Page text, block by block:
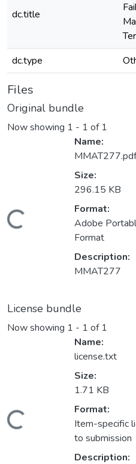
dc.title
dc.type
Files
Original bundle
Now showing 1 - 1 of 1
Loading...
Name:
MMAT277.pdf
Size:
296.15 KB
Format:
Adobe
Format
Description:
MMAT277
License bundle
Now showing 1 - 1 of 1
Loading...
Name:
license.txt
Size:
1.71 KB
Format:
Item-specific
to submission
Description: